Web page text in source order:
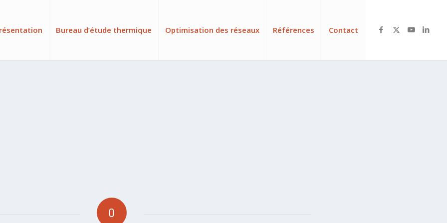
Bureau d’étude thermique Optimisation des réseaux Références Contact
0